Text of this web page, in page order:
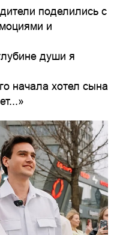
поделились с
и
души я
начала хотел сына